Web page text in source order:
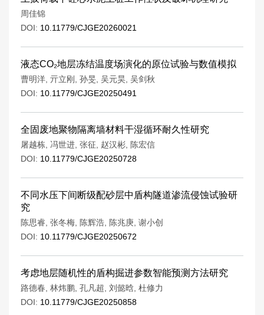
周佳锦
DOI: 10.11779/CJGE20260021
液态CO₂地层冻结温度场演化的原位试验与数值模拟
曹明洋 亓立刚 孙旻 吴元昊 吴剑秋
DOI: 10.11779/CJGE20250491
全固废地聚物隔离墙材料干湿循环耐久性研究
屠越栋 冯世进 张征 赵汉彬
陈宏信
DOI: 10.11779/CJGE20250728
不同水压下间断级配砂层中盾构隧道渗流侵蚀试验研
究
陈思睿 张冬梅 陈辉浩 陈兆庚 谢小创
DOI: 10.11779/CJGE20250672
考虑地层随机性的盾构掘进参数智能预测方法研究
路德春 林炜鹏 孔凡超 刘懿晗 杜修力
DOI: 10.11779/CJGE20250858